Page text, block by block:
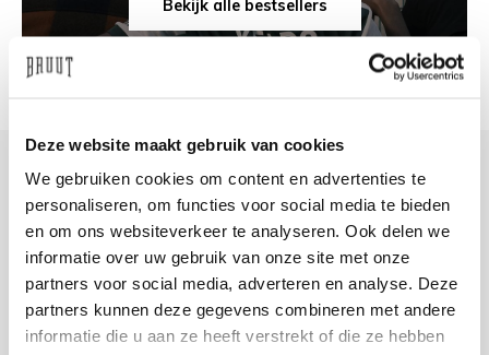
Deze website maakt gebruik van cookies
We gebruiken cookies om content en advertenties te
personaliseren, om functies voor social media te bieden
en om ons websiteverkeer te analyseren. Ook delen we
informatie over uw gebruik van onze site met onze
partners voor social media, adverteren en analyse. Deze
partners kunnen deze gegevens combineren met andere
informatie die u aan ze heeft verstrekt of die ze hebben
Bekijk alle bestsellers
+31 23 205 2006
info@bruut.nl
Contact Formulier
Open tot 18:00
OPENINGSTIJDEN